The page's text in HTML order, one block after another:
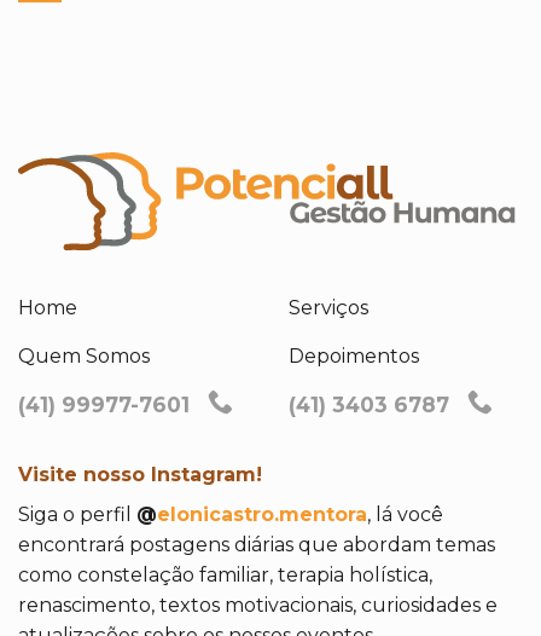
Home
Quem Somos
(41) 99977-7601
Serviços
Depoimentos
(41) 3403 6787
Visite nosso Instagram!
Siga o perfil @elonicastro.mentora, lá você
encontrará postagens diárias que abordam temas
como constelação familiar, terapia holística,
renascimento, textos motivacionais, curiosidades e